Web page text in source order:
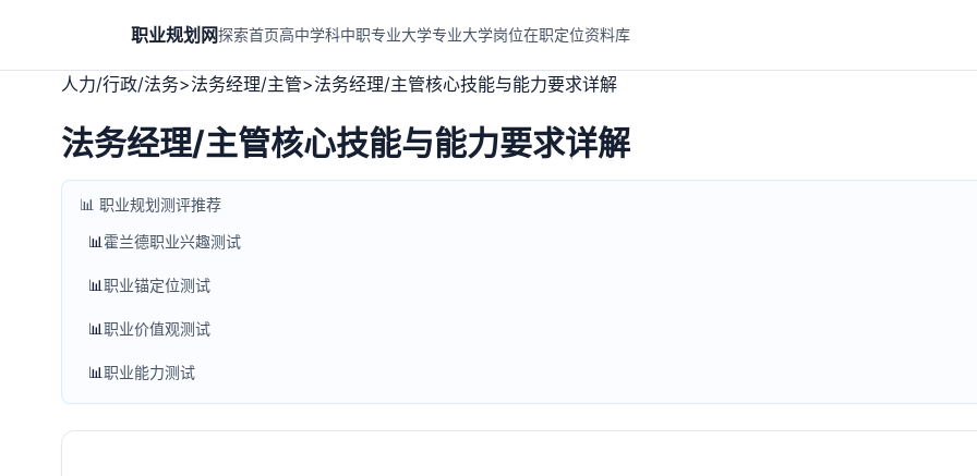
职业规划网探索首页高中学科中职专业大学专业大学岗位在职定位资料库
人力/行政/法务>法务经理/主管>法务经理/主管核心技能与能力要求详解
法务经理/主管核心技能与能力要求详解
📊 职业规划测评推荐
📊 霍兰德职业兴趣测试
📊职业锚定位测试
📊职业价值观测试
📊职业能力测试